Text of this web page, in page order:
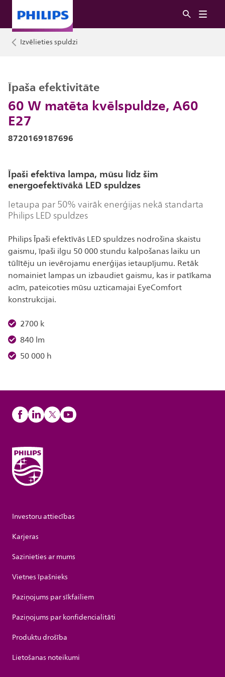
Izvēlieties spuldzi
60 W matēta kvēlspuldze, A60
E27
Īpaša efektivitāte
8720169187696
Īpaši efektīva lampa, mūsu līdz šim
energoefektīvākā LED spuldzes
Ietaupa par 50% vairāk enerģijas nekā standarta
Philips LED spuldzes
Philips Īpaši efektīvās LED spuldzes nodrošina skaistu
gaismu, īpaši ilgu 50 000 stundu kalpošanas laiku un
tūlītēju un ievērojamu enerģijas ietaupījumu. Retāk
nomainiet lampas un izbaudiet gaismu, kas ir patīkama
acīm, pateicoties mūsu uzticamajai EyeComfort
konstrukcijai.
2700 k
840 lm
50 000 h
Investoru attiecības
Karjeras
Sazinieties ar mums
Vietnes īpašnieks
Paziņojums par sīkfailiem
Paziņojums par konfidencialitāti
Produktu drošība
Lietošanas noteikumi